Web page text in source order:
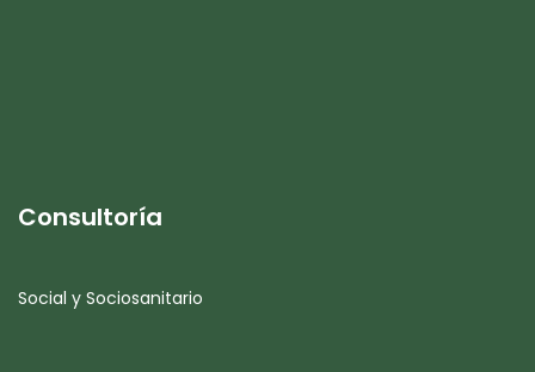
Consultoría
Social y Sociosanitario